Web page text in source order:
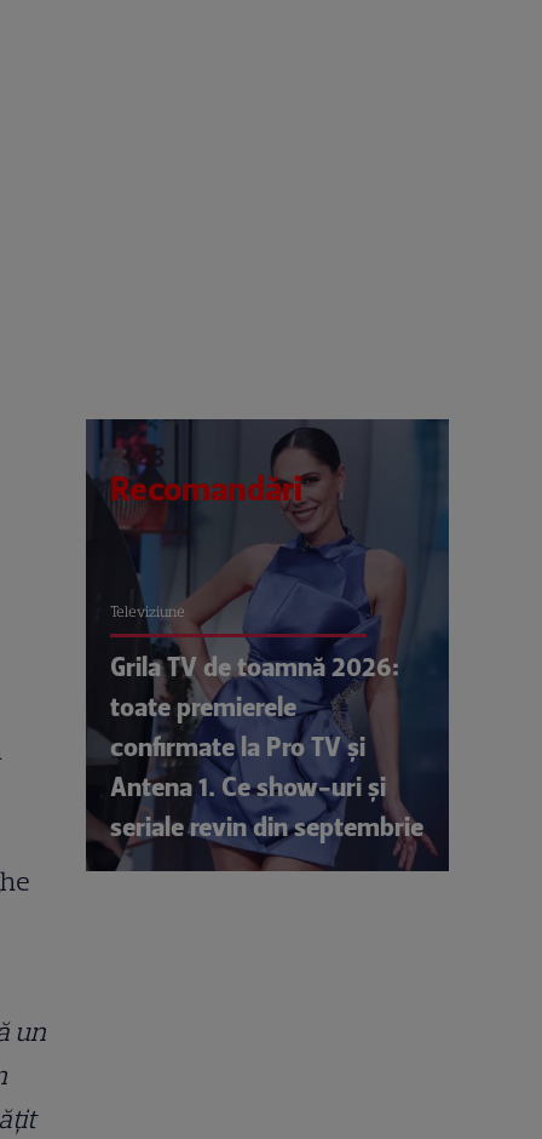
un
Recomandări
Televiziune
Grila TV de toamnă 2026:
toate premierele
confirmate la Pro TV și
Antena 1. Ce show-uri și
seriale revin din septembrie